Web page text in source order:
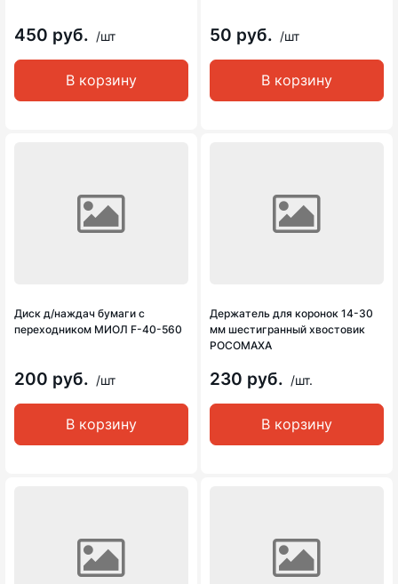
450 руб. /шт
В корзину
50 руб. /шт
В корзину
Диск д/наждач бумаги с
переходником МИОЛ F-40-560
200 руб. /шт
В корзину
Держатель для коронок 14-30
мм шестигранный хвостовик
РОСОМАХА
230 руб. /шт.
В корзину